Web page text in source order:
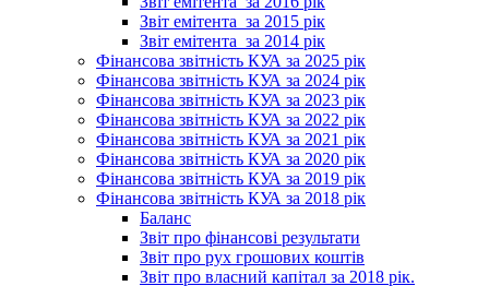
Звіт емітента_за 2015 рік
Звіт емітента_за 2014 рік
Фінансова звітність КУА за 2025 рік
Фінансова звітність КУА за 2024 рік
Фінансова звітність КУА за 2023 рік
Фінансова звітність КУА за 2022 рік
Фінансова звітність КУА за 2021 рік
Фінансова звітність КУА за 2020 рік
Фінансова звітність КУА за 2019 рік
Фінансова звітність КУА за 2018 рік
Баланс
Звіт про фінансові результати
Звіт про рух грошових коштів
Звіт про власний капітал за 2018 рік.